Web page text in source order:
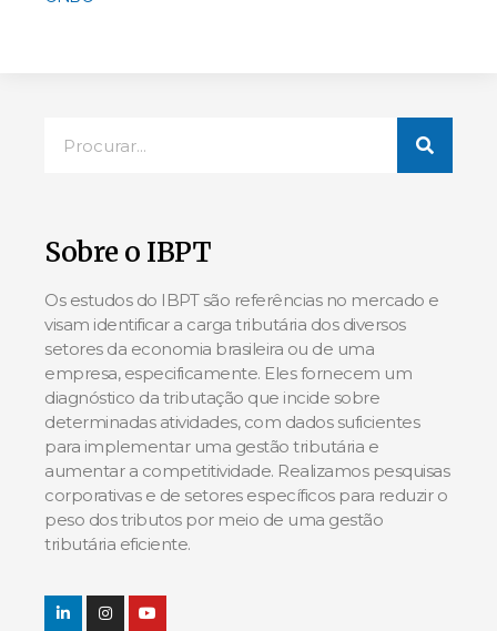
Sobre o IBPT
Os estudos do IBPT são referências no mercado e
visam identificar a carga tributária dos diversos
setores da economia brasileira ou de uma
empresa, especificamente. Eles fornecem um
diagnóstico da tributação que incide sobre
determinadas atividades, com dados suficientes
para implementar uma gestão tributária e
aumentar a competitividade. Realizamos pesquisas
corporativas e de setores específicos para reduzir o
peso dos tributos por meio de uma gestão
tributária eficiente.